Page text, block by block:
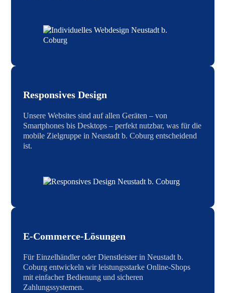
Responsives Design
Unsere Websites sind auf allen Geräten – von
Smartphones bis Desktops – perfekt nutzbar, was für die
mobile Zielgruppe in Neustadt b. Coburg entscheidend
ist.
E-Commerce-Lösungen
Für Einzelhändler oder Dienstleister in Neustadt b.
Coburg entwickeln wir leistungsstarke Online-Shops
mit einfacher Bedienung und sicheren
Zahlungssystemen.